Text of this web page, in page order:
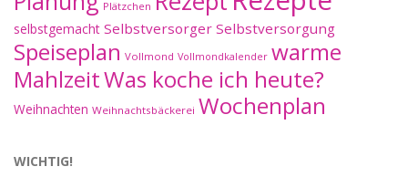
Plätzchen
selbstgemacht Selbstversorger Selbstversorgung
Speiseplan Vollmond Vollmondkalender warme
MahlzeitWas koche ich heute?
Weihnachten Weihnachtsbäckerei Wochenplan
WICHTIG!